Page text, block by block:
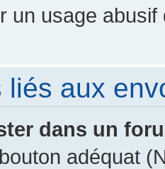
un usage
liés aux
dans un
adéquat